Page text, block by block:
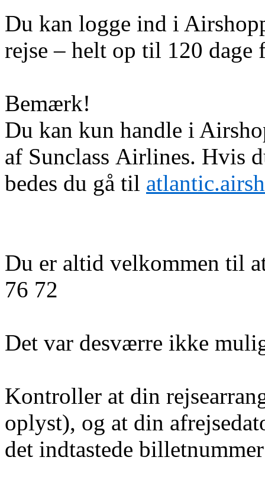
Du kan logge ind i
rejse – helt op til 120 dage
Bemærk!
Du kan kun handle i
af Sunclass Airlines. Hvis
bedes du gå til
Du er altid velkommen til
76 72
Det var desværre ikke
Kontroller at din
oplyst), og at din
det indtastede